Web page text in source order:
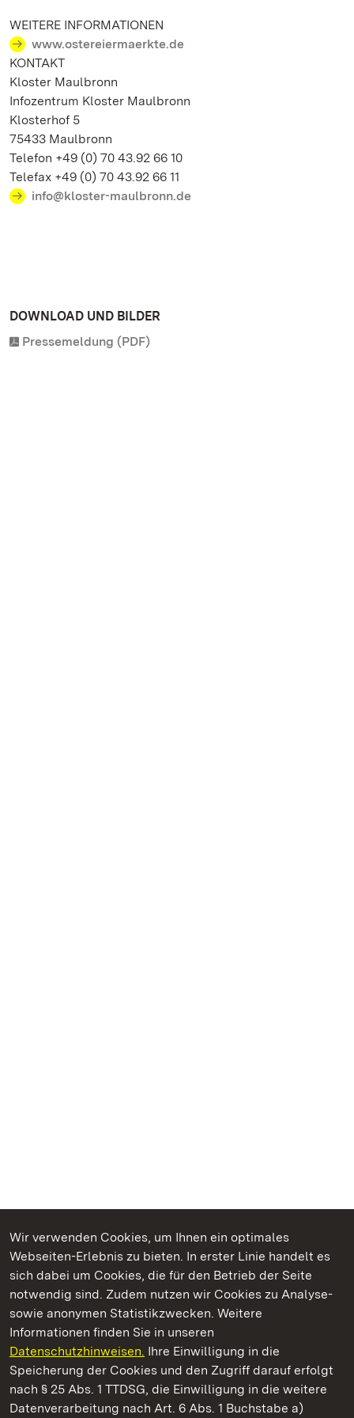
Wir verwenden Cookies, um Ihnen ein optimales
Webseiten-Erlebnis zu bieten. In erster Linie handelt es
sich dabei um Cookies, die für den Betrieb der Seite
notwendig sind. Zudem nutzen wir Cookies zu Analyse-
sowie anonymen Statistikzwecken. Weitere
Informationen finden Sie in unseren
Datenschutzhinweisen. Ihre Einwilligung in die
Speicherung der Cookies und den Zugriff darauf erfolgt
nach § 25 Abs. 1 TTDSG, die Einwilligung in die weitere
Datenverarbeitung nach Art. 6 Abs. 1 Buchstabe a)
WEITERE INFORMATIONEN
www.ostereiermaerkte.de
KONTAKT
Kloster Maulbronn
Infozentrum Kloster Maulbronn
Klosterhof 5
75433 Maulbronn
Telefon +49 (0) 70 43.92 66 10
Telefax +49 (0) 70 43.92 66 11
info@kloster-maulbronn.de
DOWNLOAD UND BILDER
Pressemeldung (PDF)
Kommen. Staunen. Genießen.
Staatliche Schlösser und Gärten Baden‑Württemberg
Staatliche Schlösser und Gärten Baden-Württemberg